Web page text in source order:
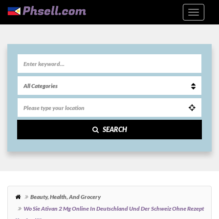
SEARCH
Beauty, Health, And Grocery
Wo Sie Ativan 2 Mg Online In Deutschland Und Der Schweiz Ohne Rezept